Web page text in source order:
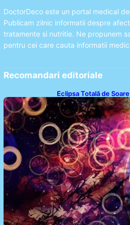
DoctorDeco este un portal medical
Publicam zilnic informatii despre
tratamente si nutritie. Ne propunem
pentru cei care cauta informatii
Recomandari editoriale
Eclipsa Totală de
Analiză a Impactului
18 Ani